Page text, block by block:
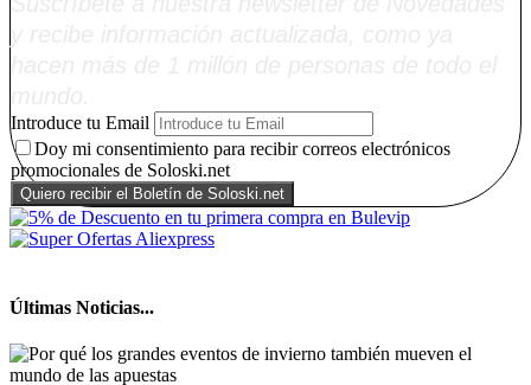
Introduce tu Email
Doy mi consentimiento para recibir correos electrónicos
promocionales de Soloski.net
Últimas Noticias...